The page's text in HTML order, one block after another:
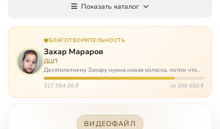
Показать каталог
БЛАГОТВОРИТЕЛЬНОСТЬ
Захар Мараров
ДЦП
Десятилетнему Захару нужна новая коляска, потом что
старая сломалась. А без коляски он не сможет не только
просто выходить из дома, но и продолжать лечение в
327 584,06 ₽ из 398 600 ₽
ВИДЕОФАЙЛ